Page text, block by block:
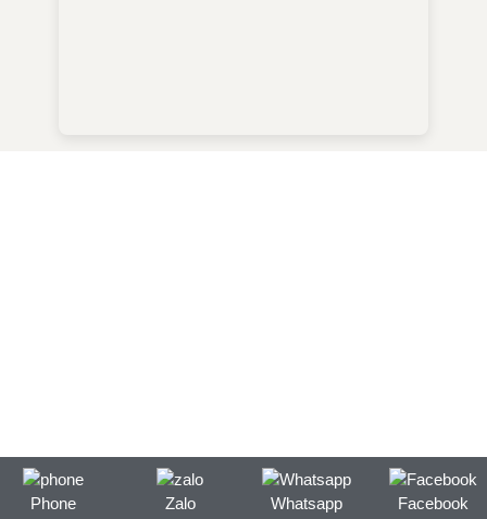
Phone Zalo Whatsapp Facebook